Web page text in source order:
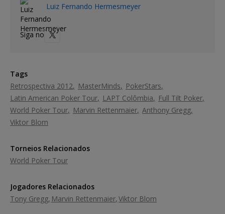
Luiz Fernando Hermesmeyer
Siga no
Tags
Retrospectiva 2012
MasterMinds
PokerStars
Latin American Poker Tour
LAPT Colômbia
Full Tilt Poker
World Poker Tour
Marvin Rettenmaier Anthony Gregg
Viktor Blom
Torneios Relacionados
World Poker Tour
Jogadores Relacionados
Tony Gregg Marvin Rettenmaier Viktor Blom